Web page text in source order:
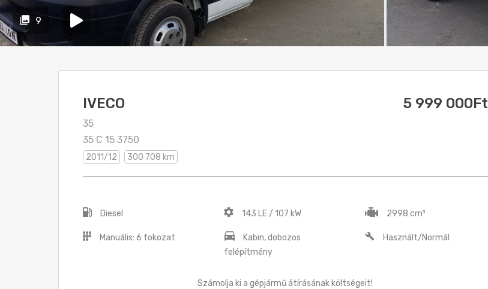
9
IVECO
35
35 C 15 3750
5 999 000Ft
2011/12 300 708 km
Diesel 143 LE / 107 kW 2998 cm³
Manuális: 6 fokozat
Kabin, dobozos
felépítmény
Használt/Normál
Számolja ki a gépjármű átírásának költségeit!